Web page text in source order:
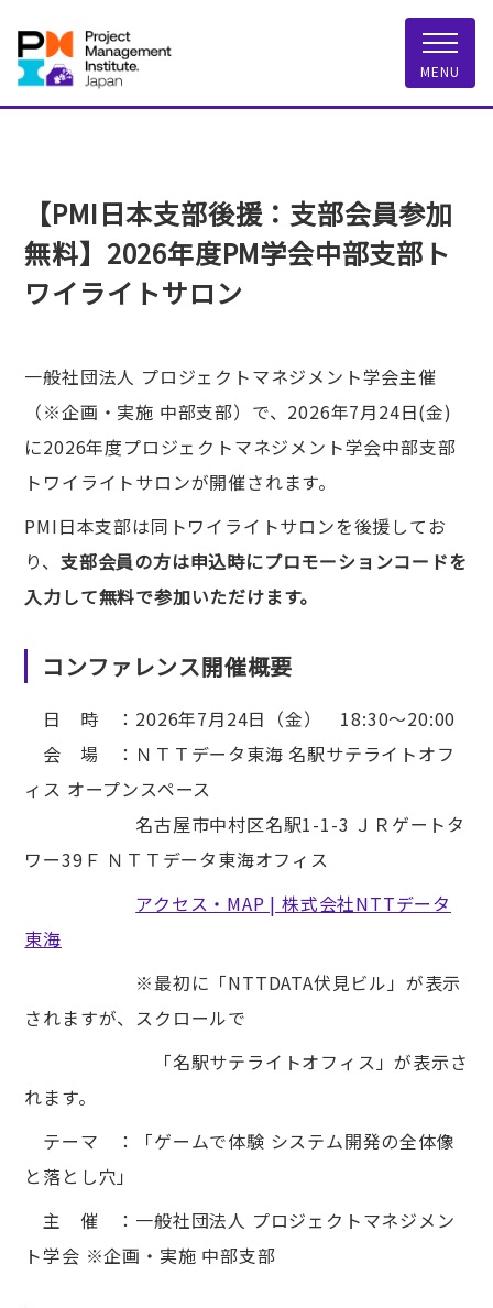
一般社団法人 PMI
MENU
【PMI日本支部後援：支部会員参加
無料】2026年度PM学会中部支部ト
ワイライトサロン
一般社団法人 プロジェクトマネジメント学会主催
（※企画・実施 中部支部）で、2026年7月24日(金)
に2026年度プロジェクトマネジメント学会中部支部
トワイライトサロンが開催されます。
PMI日本支部は同トワイライトサロンを後援してお
り、 支部会員の方は申込時にプロモーションコードを
入力して無料で参加いただけます。
コンファレンス開催概要
日 時 ：2026年7月24日（金） 18:30～20:00
会 場 ：ＮＴＴデータ東海 名駅サテライトオフ
ィス オープンスペース
名古屋市中村区名駅1-1-3 ＪＲゲートタ
ワー39Ｆ ＮＴＴデータ東海オフィス
アクセス・MAP | 株式会社NTTデータ
東海
※最初に「NTTDATA伏見ビル」が表示
されますが、スクロールで
「名駅サテライトオフィス」が表示さ
れます。
テーマ ：「ゲームで体験 システム開発の全体像
と落とし穴」
主 催 ：一般社団法人 プロジェクトマネジメン
ト学会 ※企画・実施 中部支部